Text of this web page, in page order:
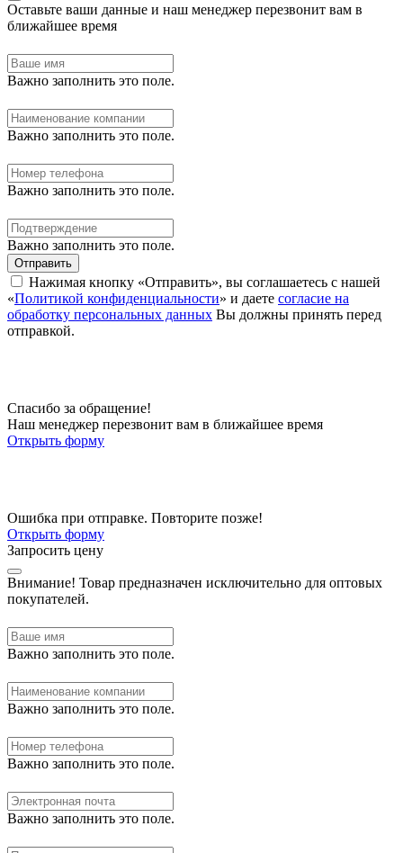
Оставьте ваши данные и наш менеджер перезвонит вам в
ближайшее время
Важно заполнить это поле.
Важно заполнить это поле.
Важно заполнить это поле.
Важно заполнить это поле.
Отправить
Нажимая кнопку «Отправить», вы соглашаетесь с нашей
«Политикой конфиденциальности» и даете согласие на
обработку персональных данных Вы должны принять перед
отправкой.
Спасибо за обращение!
Наш менеджер перезвонит вам в ближайшее время
Открыть форму
Ошибка при отправке. Повторите позже!
Открыть форму
Запросить цену
Внимание! Товар предназначен исключительно для оптовых
покупателей.
Важно заполнить это поле.
Важно заполнить это поле.
Важно заполнить это поле.
Важно заполнить это поле.